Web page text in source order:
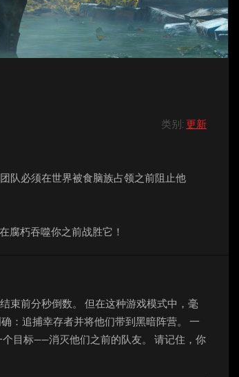
类别: 更新
队必须在世界被食脑族占领之前阻止他
腐朽吞噬你之前战胜它！
束前分秒倒数。 但在这种游戏模式中，毫
：追捕幸存者并将他们带到黑暗阵营。 一
目标——消灭他们之前的队友。 请记住，你